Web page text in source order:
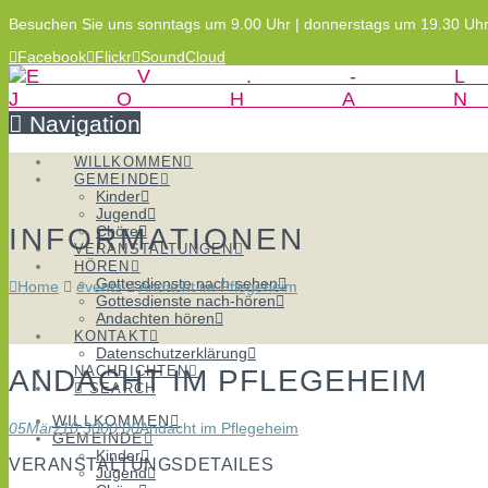
Besuchen Sie uns sonntags um 9.00 Uhr | donnerstags um 19.30 Uhr
Facebook Flickr SoundCloud
Navigation
WILLKOMMEN
GEMEINDE
Kinder
Jugend
Chöre
VERANSTALTUNGEN
HÖREN
Gottesdienste nach-sehen
Gottesdienste nach-hören
Andachten hören
KONTAKT
Datenschutzerklärung
NACHRICHTEN
SEARCH
WILLKOMMEN
GEMEINDE
Kinder
Jugend
INFORMATIONEN
Home events Andacht im Pflegeheim
ANDACHT IM PFLEGEHEIM
05März10:3000:00Andacht im Pflegeheim
VERANSTALTUNGSDETAILES